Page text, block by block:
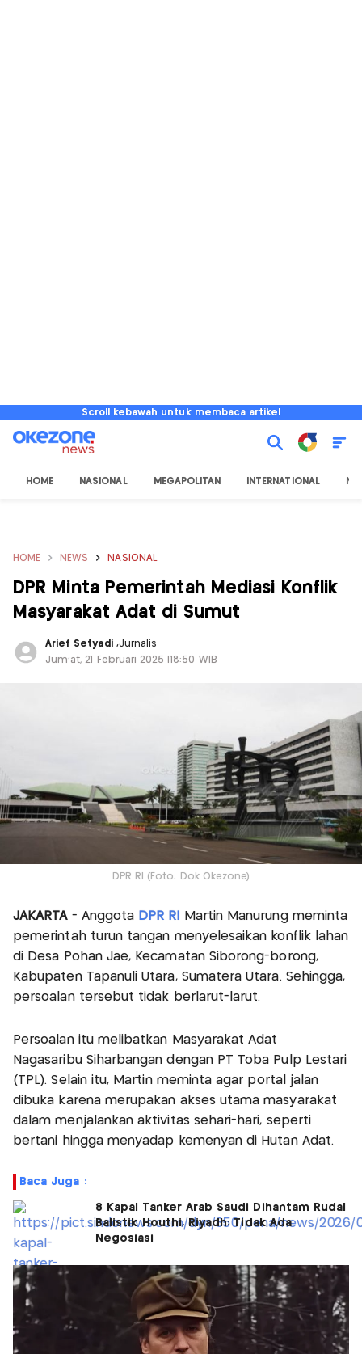
Scroll kebawah untuk membaca artikel
HOME NASIONAL MEGAPOLITAN INTERNATIONAL
HOME NEWS NASIONAL
DPR Minta Pemerintah Mediasi Konflik
Masyarakat Adat di Sumut
Arief Setyadi ,Jurnalis
Jum'at, 21 Februari 2025 |18:50 WIB
DPR RI (Foto: Dok Okezone)
JAKARTA- Anggota DPR RI
Martin Manurung meminta
pemerintah turun tangan menyelesaikan konflik lahan
di Desa Pohan Jae, Kecamatan Siborong-borong,
Kabupaten Tapanuli Utara, Sumatera Utara. Sehingga,
persoalan tersebut tidak berlarut-larut.
Persoalan itu melibatkan Masyarakat Adat
Nagasaribu Siharbangan dengan PT Toba Pulp Lestari
(TPL). Selain itu, Martin meminta agar portal jalan
dibuka karena merupakan akses utama masyarakat
dalam menjalankan aktivitas sehari-hari, seperti
bertani hingga menyadap kemenyan di Hutan Adat.
Baca Juga :
8 Kapal Tanker Arab Saudi Dihantam Rudal
Balistik Houthi, Riyadh: Tidak Ada
Negosiasi